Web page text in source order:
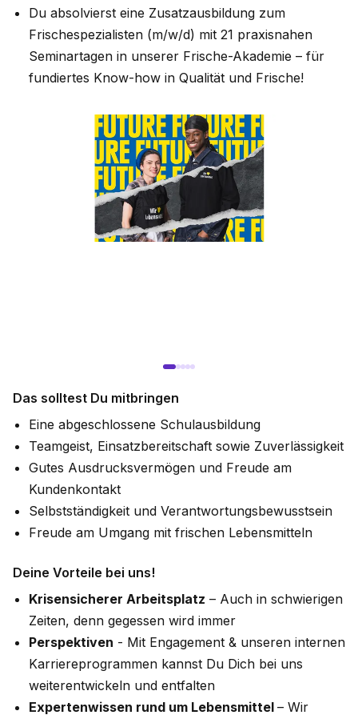
Du absolvierst eine Zusatzausbildung zum
Frischespezialisten (m/w/d) mit 21 praxisnahen
Seminartagen in unserer Frische-Akademie – für
fundiertes Know-how in Qualität und Frische!
Das solltest Du mitbringen
Eine abgeschlossene Schulausbildung
Teamgeist, Einsatzbereitschaft sowie Zuverlässigkeit
Gutes Ausdrucksvermögen und Freude am
Kundenkontakt
Selbstständigkeit und Verantwortungsbewusstsein
Freude am Umgang mit frischen Lebensmitteln
Deine Vorteile bei uns!
Krisensicherer Arbeitsplatz – Auch in schwierigen
Zeiten, denn gegessen wird immer
Perspektiven - Mit Engagement & unseren internen
Karriereprogrammen kannst Du Dich bei uns
weiterentwickeln und entfalten
Expertenwissen rund um Lebensmittel – Wir